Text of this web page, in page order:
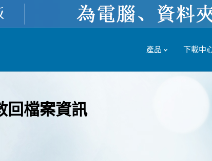
產品 下載中
回檔案資訊